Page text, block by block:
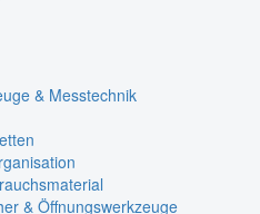
& Messtechnik
& Öffnungswerkzeuge